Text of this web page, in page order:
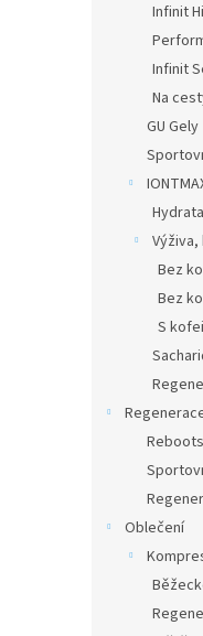
Infinit
Infinit
Na
GU Gely
Bez
Bez
S
Oblečení